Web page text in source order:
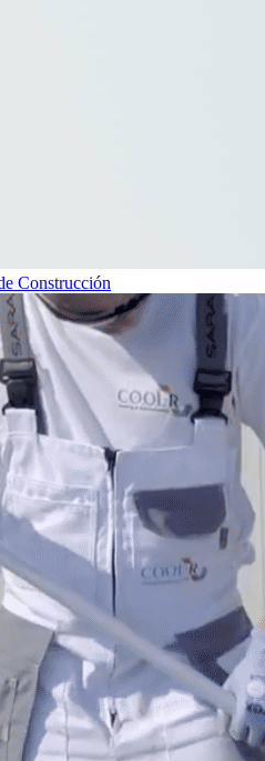
Construcción